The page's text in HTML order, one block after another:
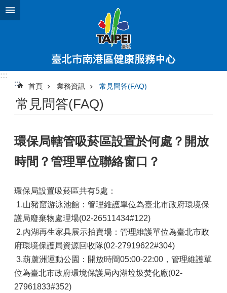
跳到主要內容區塊
:::
:::
首頁 業務資訊 常見問答(FAQ)
常見問答(FAQ)
環保局轄管吸菸區設置於何處？開放
時間？管理單位聯絡窗口？
環保局設置吸菸區共有5處：
1.山豬窟游泳池館：管理維護單位為臺北市政府環境保
護局廢棄物處理場(02-26511434#122)
2.內湖再生家具展示拍賣場：管理維護單位為臺北市政
府環境保護局資源回收隊(02-27919622#304)
3.葫蘆洲運動公園：開放時間05:00-22:00，管理維護單
位為臺北市政府環境保護局內湖垃圾焚化廠(02-
27961833#352)